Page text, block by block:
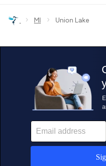
› MI › Union Lake